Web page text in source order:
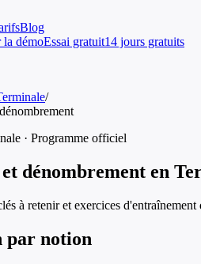
Blog
la démoEssai gratuit14 jours gratuits
/
· Programme officiel
dénombrement en
à retenir et exercices d'entraînement
par notion